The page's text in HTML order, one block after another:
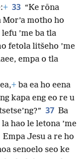
+ 33 “Ke rōna
motho ho
’me ba tla
fetola litšeho ’me
empa o tla
+ ba ea ho eena
kapa eng eo re u
37 Ba
hao le letona ’me
Empa Jesu a re ho
senoelo seo ke